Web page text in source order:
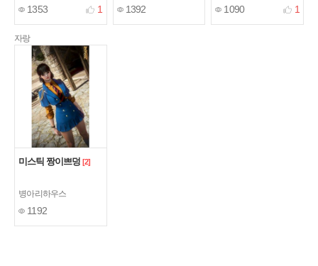
1353 1 1392 1090 1
자랑
미스틱 짱이쁘덩 [2]
병아리하우스
1192